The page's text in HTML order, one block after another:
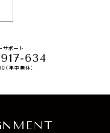
サポート
634
年中無休）